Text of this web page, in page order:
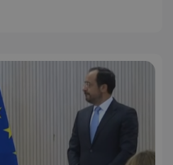
Microsoft Corporation